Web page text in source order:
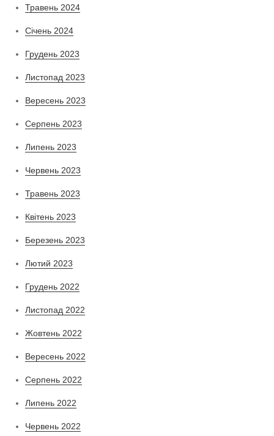
Травень 2024
Січень 2024
Грудень 2023
Листопад 2023
Вересень 2023
Серпень 2023
Липень 2023
Червень 2023
Травень 2023
Квітень 2023
Березень 2023
Лютий 2023
Грудень 2022
Листопад 2022
Жовтень 2022
Вересень 2022
Серпень 2022
Липень 2022
Червень 2022